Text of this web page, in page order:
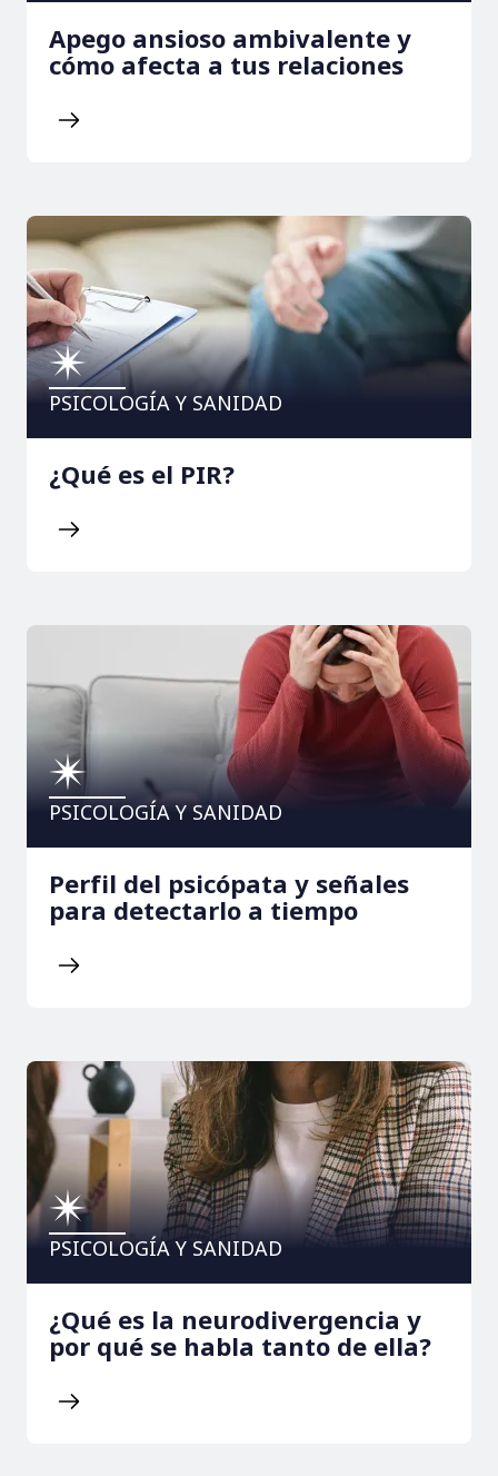
Apego ansioso ambivalente y
cómo afecta a tus relaciones
PSICOLOGÍA Y SANIDAD
¿Qué es el PIR?
PSICOLOGÍA Y SANIDAD
Perfil del psicópata y señales
para detectarlo a tiempo
PSICOLOGÍA Y SANIDAD
¿Qué es la neurodivergencia y
por qué se habla tanto de ella?